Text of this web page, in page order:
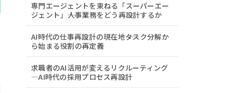
専門エージェントを束ねる「スーパーエー
ジェント」――人事業務をどう再設計するか
AI時代の仕事再設計の現在地――タスク分解か
ら始まる役割の再定義
求職者のAI活用が変えるリクルーティング
―AI時代の採用プロセス再設計